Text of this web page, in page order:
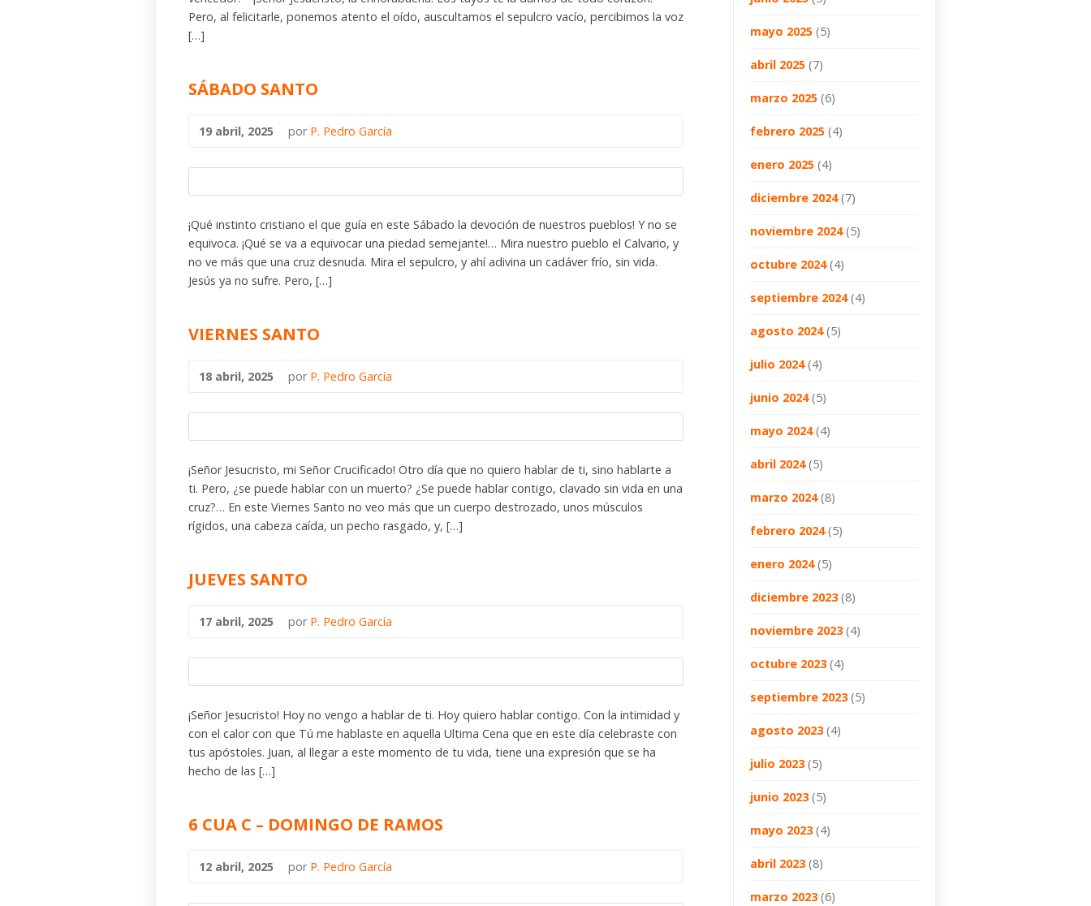
Pero, al felicitarle, ponemos atento el oído, auscultamos el sepulcro vacío, percibimos la voz
[…]
SÁBADO SANTO
19 abril, 2025 por P. Pedro García
¡Qué instinto cristiano el que guía en este Sábado la devoción de nuestros pueblos! Y no se
equivoca. ¡Qué se va a equivocar una piedad semejante!… Mira nuestro pueblo el Calvario, y
no ve más que una cruz desnuda. Mira el sepulcro, y ahí adivina un cadáver frío, sin vida.
Jesús ya no sufre. Pero, […]
VIERNES SANTO
18 abril, 2025 por P. Pedro García
¡Señor Jesucristo, mi Señor Crucificado! Otro día que no quiero hablar de ti, sino hablarte a
ti. Pero, ¿se puede hablar con un muerto? ¿Se puede hablar contigo, clavado sin vida en una
cruz?… En este Viernes Santo no veo más que un cuerpo destrozado, unos músculos
rígidos, una cabeza caída, un pecho rasgado, y, […]
JUEVES SANTO
17 abril, 2025 por P. Pedro García
¡Señor Jesucristo! Hoy no vengo a hablar de ti. Hoy quiero hablar contigo. Con la intimidad y
con el calor con que Tú me hablaste en aquella Ultima Cena que en este día celebraste con
tus apóstoles. Juan, al llegar a este momento de tu vida, tiene una expresión que se ha
hecho de las […]
6 CUA C – DOMINGO DE RAMOS
12 abril, 2025 por P. Pedro García
mayo 2025 (5)
abril 2025 (7)
marzo 2025 (6)
febrero 2025 (4)
enero 2025 (4)
diciembre 2024(7)
noviembre 2024(5)
octubre 2024(4)
septiembre 2024(4)
agosto 2024(5)
julio 2024(4)
junio 2024(5)
mayo 2024(4)
abril 2024(5)
marzo 2024(8)
febrero 2024(5)
enero 2024(5)
diciembre 2023(8)
noviembre 2023(4)
octubre 2023(4)
septiembre 2023(5)
agosto 2023(4)
julio 2023(5)
junio 2023(5)
mayo 2023(4)
abril 2023(8)
marzo 2023(6)